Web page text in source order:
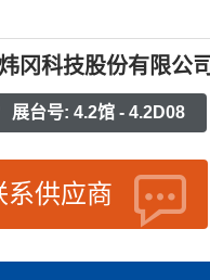
冈科技股份有限公司
展台号: 4.2馆 - 4.2D08
系供应商